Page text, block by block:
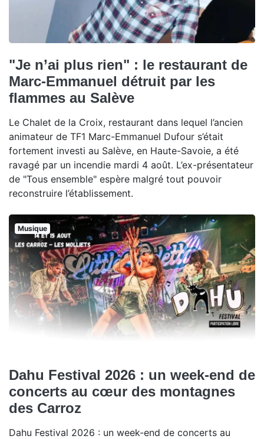
"Je n’ai plus rien" : le restaurant de
Marc-Emmanuel détruit par les
flammes au Salève
Le Chalet de la Croix, restaurant dans lequel l’ancien
animateur de TF1 Marc-Emmanuel Dufour s’était
fortement investi au Salève, en Haute-Savoie, a été
ravagé par un incendie mardi 4 août. L’ex-présentateur
de "Tous ensemble" espère malgré tout pouvoir
reconstruire l’établissement.
Musique
Dahu Festival 2026 : un week-end de
concerts au cœur des montagnes
des Carroz
Dahu Festival 2026 : un week-end de concerts au